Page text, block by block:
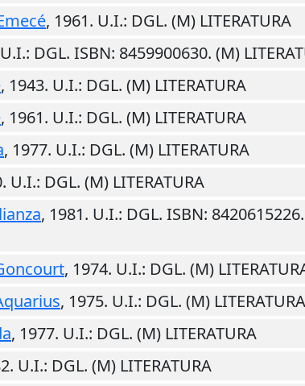
, 1961. U.I.: DGL. (M) LITERATURA
U.I.: DGL. ISBN: 8459900630. (M)
, 1943. U.I.: DGL. (M) LITERATURA
, 1961. U.I.: DGL. (M) LITERATURA
, 1977. U.I.: DGL. (M) LITERATURA
. U.I.: DGL. (M) LITERATURA
, 1981. U.I.: DGL. ISBN:
, 1974. U.I.: DGL. (M)
, 1975. U.I.: DGL. (M) LITERATURA
, 1977. U.I.: DGL. (M) LITERATURA
. U.I.: DGL. (M) LITERATURA